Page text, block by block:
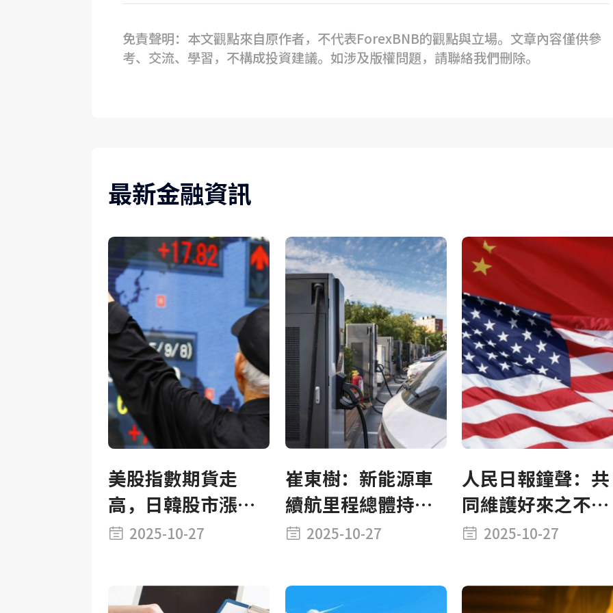
免責聲明：本文觀點來自原作者，不代表ForexBNB的觀點與立場。文章內容僅供參
考、交流、學習，不構成投資建議。如涉及版權問題，請聯絡我們刪除。
最新金融資訊
美股指數期貨走
高，日韓股市漲超
2%均創新高，銅、
挫1%
2025-10-27
崔東樹：新能源車
續航里程總體持續
增長 免稅車型技術
2025-10-27
人民日報鐘聲：共
同維護好來之不易
的中美經貿磋商成
2025-10-27